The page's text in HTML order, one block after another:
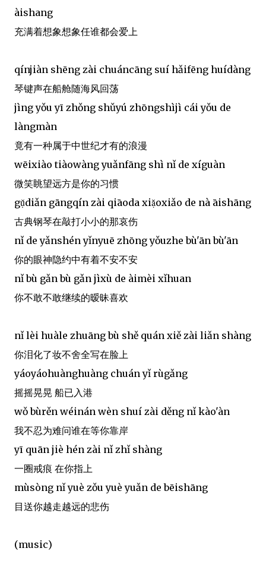
àishang
充满着想象想象任谁都会爱上
qínjiàn shēng zài chuáncāng suí hǎifēng huídàng
琴键声在船舱随海风回荡
jìng yǒu yī zhǒng shǔyú zhōngshìjì cái yǒu de
làngmàn
竟有一种属于中世纪才有的浪漫
wēixiào tiàowàng yuǎnfāng shì nǐ de xíguàn
微笑眺望远方是你的习惯
gụ̌diǎn gāngqín zài qiāoda xiạ̌oxiǎo de nà āishāng
古典钢琴在敲打小小的那哀伤
nǐ de yǎnshén yǐnyuē zhōng yǒuzhe bù'ān bù'ān
你的眼神隐约中有着不安不安
nǐ bù gǎn bù gǎn jìxù de àimèi xǐhuan
你不敢不敢继续的暧昧喜欢
nǐ lèi huàle zhuāng bù shě quán xiě zài liǎn shàng
你泪化了妆不舍全写在脸上
yáoyáohuànghuàng chuán yǐ rùgǎng
摇摇晃晃 船已入港
wǒ bùrěn wéinán wèn shuí zài děng nǐ kào'àn
我不忍为难问谁在等你靠岸
yī quān jiè hén zài nǐ zhǐ shàng
一圈戒痕 在你指上
mùsòng nǐ yuè zǒu yuè yuǎn de bēishāng
目送你越走越远的悲伤
(music)